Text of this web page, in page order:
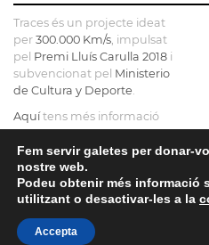
Traces és un projecte ideat
per 300.000 Km/s , impulsat
pel Premi Lluís Carulla 2018 i
subvencionat pel Ministerio
de Cultura y Deporte
Aquítens més informació
sobre el projecte
Si ens vols contactar pots fer-
ho a info@tracesmap.org
Fem servir galetes per donar-
nostre web.
Podeu obtenir més informació
utilitzant o desactivar-les a la
Accepta